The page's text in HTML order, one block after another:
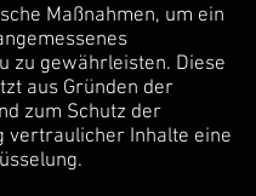
Maßnahmen, um ein
zu gewährleisten. Diese
aus Gründen der
zum Schutz der
vertraulicher Inhalte eine